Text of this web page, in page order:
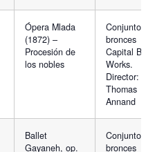
Ópera Mlada
(1872) –
Procesión de
los nobles
Conjunto de
bronces
Capital
Works.
Director:
Thomas
Annand
Ballet
Gayaneh, op.
Conjunto de
bronces